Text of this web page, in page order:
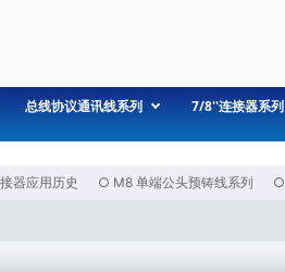
总线协议通讯线系列 7/8''连接器系列
器应用历史 ○ M8 单端公头预铸线系列 ○